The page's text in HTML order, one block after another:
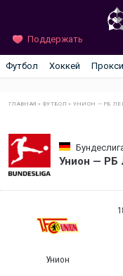
Поддержать
Футбол Хоккей
ГЛАВНАЯ »ФУТБОЛ » УНИОН — РБ
Унион — РБ
Унион